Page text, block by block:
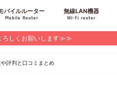
バイルルーター
Mobile Router
無線LAN機器
Wi-Fi router
ろしくお願いします≫≫
評判と口コミまとめ